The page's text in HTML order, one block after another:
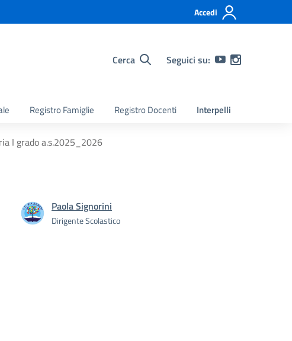
Accedi
Cerca Seguici su:
Registro Famiglie Registro Docenti Interpelli
I grado a.s.2025_2026
Paola Signorini
Dirigente Scolastico